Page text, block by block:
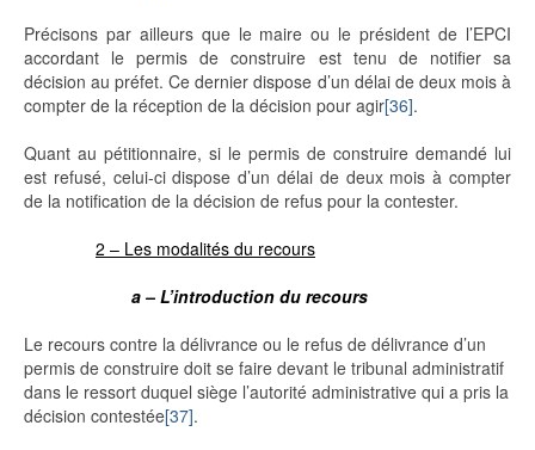
Précisons par ailleurs que le maire ou le président de l’EPCI
accordant le permis de construire est tenu de notifier sa
décision au préfet. Ce dernier dispose d’un délai de deux mois à
compter de la réception de la décision pour agir[36].
Quant au pétitionnaire, si le permis de construire demandé lui
est refusé, celui-ci dispose d’un délai de deux mois à compter
de la notification de la décision de refus pour la contester.
2 – Les modalités du recours
a – L’introduction du recours
Le recours contre la délivrance ou le refus de délivrance d’un
permis de construire doit se faire devant le tribunal administratif
dans le ressort duquel siège l’autorité administrative qui a pris la
décision contestée[37].